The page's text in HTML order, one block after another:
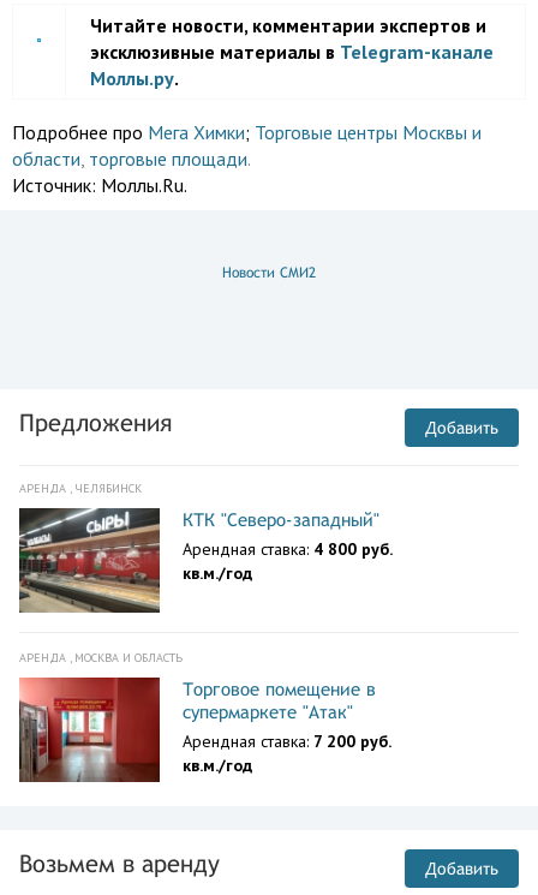
Читайте новости, комментарии экспертов и
эксклюзивные материалы в Telegram-канале
Моллы.ру.
Подробнее про Мега Химки; Торговые центры Москвы и
области торговые площади.
Источник: Моллы.Ru.
Новости СМИ2
Предложения Добавить
АРЕНДА , ЧЕЛЯБИНСК
КТК "Северо-западный"
Арендная ставка: 4 800 руб.
кв.м./год
АРЕНДА , МОСКВА И ОБЛАСТЬ
Торговое помещение в
супермаркете "Атак"
Арендная ставка: 7 200 руб.
кв.м./год
Возьмем в аренду Добавить